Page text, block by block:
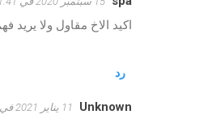
رد
اكيد الاخ مقاول ولا يريد
Unknown 11 يناير 2021 في 10:41 م